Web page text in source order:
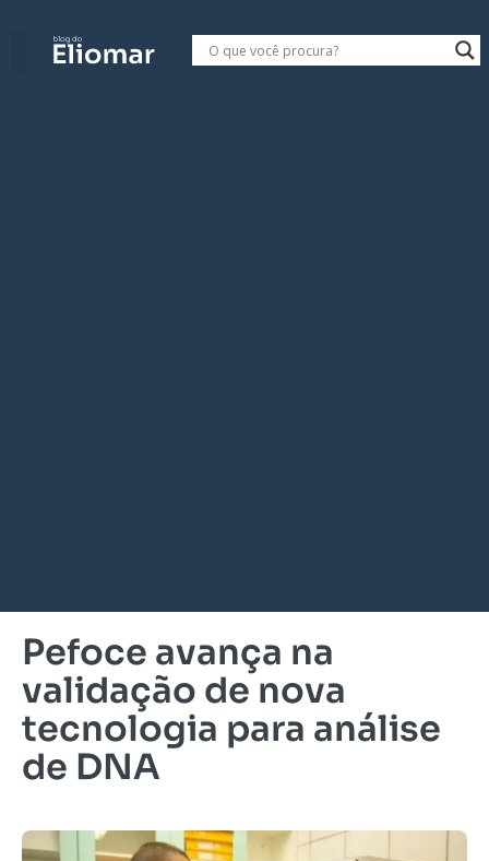
Pefoce avança na
validação de nova
tecnologia para análise
de DNA